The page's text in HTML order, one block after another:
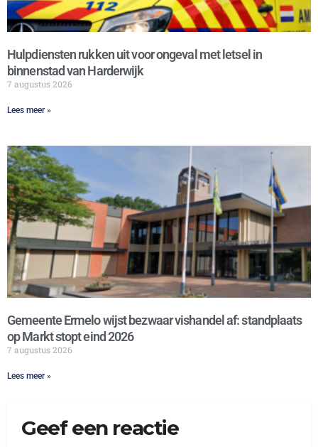
Hulpdiensten rukken uit voor ongeval met letsel in
binnenstad van Harderwijk
7 augustus 2026
Lees meer »
Gemeente Ermelo wijst bezwaar vishandel af: standplaats
op Markt stopt eind 2026
7 augustus 2026
Lees meer »
Geef een reactie